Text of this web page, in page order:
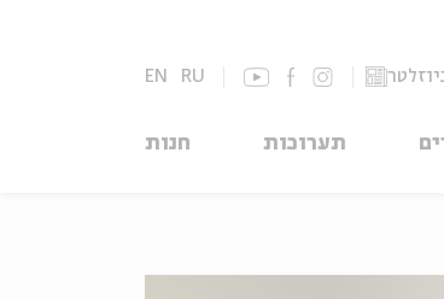
EN RU
תערוכות חנות